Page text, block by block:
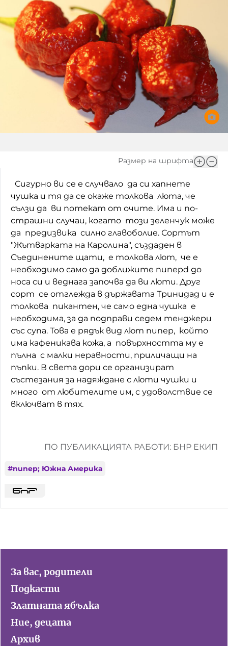
Фантазирай
Приказки
История на изкуството
Музикална кутийка
От соул до рокендрол
Златната ябълка
Непознатите думи
Като Айнщайн
Домашен любимец
Питаме Ви
До ре ми
Игри
Кои сме ние?
За вас, родители
БНР Новини
Архивен фонд на БНР
Размер на шрифта
Сигурно ви се е случвало да си хапнете
чушка и тя да се окаже толкова люта, че
сълзи да ви потекат от очите. Има и по-
страшни случаи, когато този зеленчук може
да предизвика силно главоболие. Сортът
"Жътварката на Каролина", създаден в
Съединените щати, е толкова лют, че е
необходимо само да доближите пиперd до
носа си и веднага започва да ви люти. Друг
сорт се отглежда в държавата Тринидад и е
толкова пикантен, че само една чушка е
необходима, за да подправи седем тенджери
със супа. Това е рядък вид лют пипер, който
има кафеникава кожа, а повърхността му е
пълна с малки неравности, приличащи на
пъпки. В света дори се организират
състезания за надяждане с люти чушки и
много от любителите им, с удоволствие се
включват в тях.
ПО ПУБЛИКАЦИЯТА РАБОТИ: БНР ЕКИП
#пипер; Южна Америка
За вас, родители
Подкасти
Златната ябълка
Ние, децата
Архив